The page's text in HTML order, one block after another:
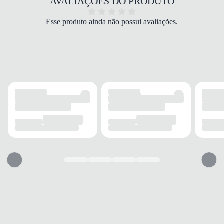
MATERIAL
Borracha
ADERÊNCIA
AMORTECIMENTO
Com amortecimento
Esse produto ainda não possui avaliações.